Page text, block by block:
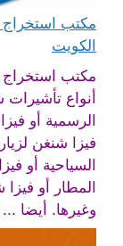
الكويت
مكتب استخراج
أنواع
الرسمية أو
فيزا شنغن
السياحية أو
المطار أو فيزا
وغيرها. أيضا ...